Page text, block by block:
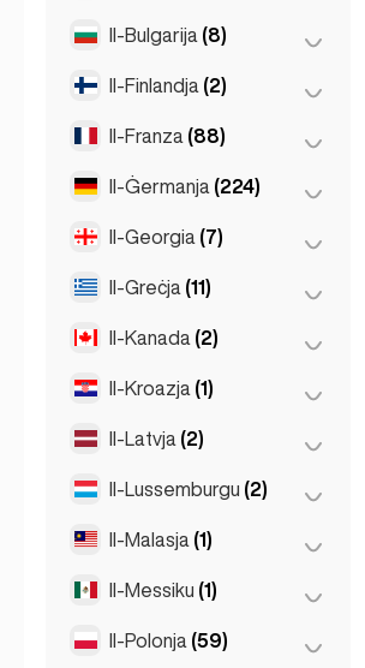
Ghent (2)
Leuven (2)
São Paulo (54)
Il-Bulgarija (8)
Burgas (1)
Sofia
Il-Finlandja (2)
Helsinki (2)
Il-Franza (88)
Lyon (7)
Marseille
Toulouse (4)
Il-Ġermanja (224)
Berlin (35)
Dortmund
Koln (35)
Kolonja
(11)
Il-Georgia (7)
Batumi (2)
Tbilisi
Il-Greċja (11)
Ateni (4)
Patras
Il-Kanada (2)
Toronto (2)
Il-Kroazja (1)
Zagreb (1)
Il-Latvja (2)
Riga (2)
Il-Lussemburgu (2)
Lussemburgu (2)
Il-Malasja (1)
Kuala Lumpur (1)
Il-Messiku (1)
Mexico City (1)
Il-Polonja (59)